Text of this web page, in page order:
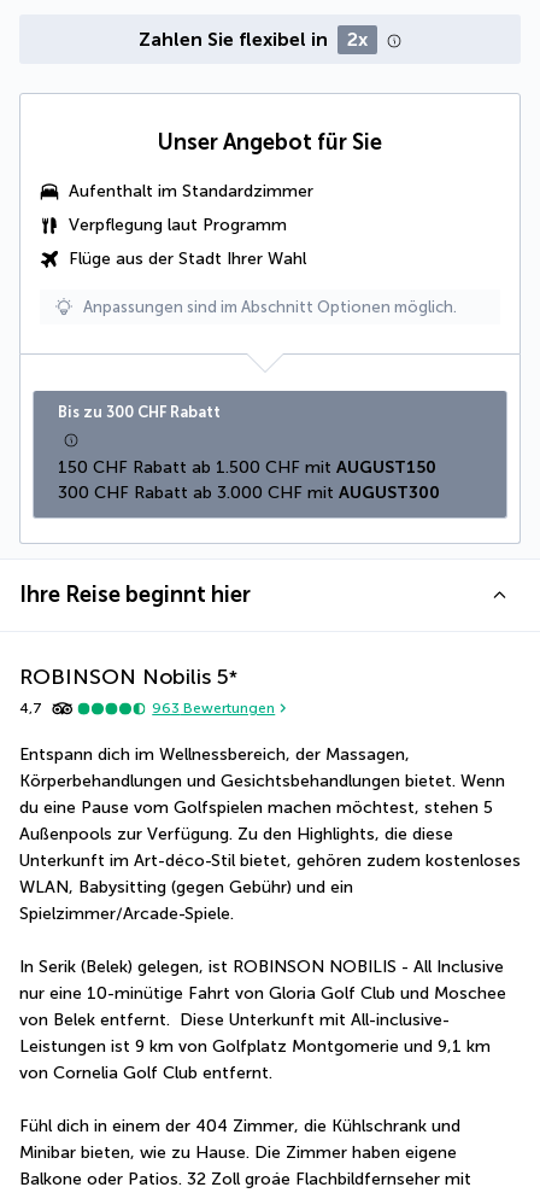
Zahlen Sie flexibel in 2x
Unser Angebot für Sie
Aufenthalt im Standardzimmer
Verpflegung laut Programm
Flüge aus der Stadt Ihrer Wahl
Anpassungen sind im Abschnitt Optionen möglich.
Bis zu 300 CHF Rabatt
150 CHF Rabatt ab 1.500 CHF mit AUGUST150
300 CHF Rabatt ab 3.000 CHF mit AUGUST300
Ihre Reise beginnt hier
ROBINSON Nobilis 5*
4,7 963 Bewertungen
Entspann dich im Wellnessbereich, der Massagen,
Körperbehandlungen und Gesichtsbehandlungen bietet. Wenn
du eine Pause vom Golfspielen machen möchtest, stehen 5
Außenpools zur Verfügung. Zu den Highlights, die diese
Unterkunft im Art-déco-Stil bietet, gehören zudem kostenloses
WLAN, Babysitting (gegen Gebühr) und ein
Spielzimmer/Arcade-Spiele.
In Serik (Belek) gelegen, ist ROBINSON NOBILIS - All Inclusive
nur eine 10-minütige Fahrt von Gloria Golf Club und Moschee
von Belek entfernt.  Diese Unterkunft mit All-inclusive-
Leistungen ist 9 km von Golfplatz Montgomerie und 9,1 km
von Cornelia Golf Club entfernt.
Fühl dich in einem der 404 Zimmer, die Kühlschrank und
Minibar bieten, wie zu Hause. Die Zimmer haben eigene
Balkone oder Patios. 32 Zoll groáe Flachbildfernseher mit